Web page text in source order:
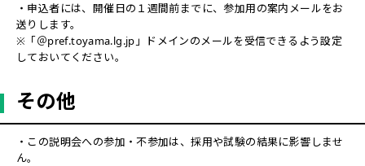
・申込者には、開催日の１週間前までに、参加用の案内メールをお
送りします。
※「＠pref.toyama.lg.jp」ドメインのメールを受信できるよう設定
しておいてください。
その他
・この説明会への参加・不参加は、採用や試験の結果に影響しませ
ん。